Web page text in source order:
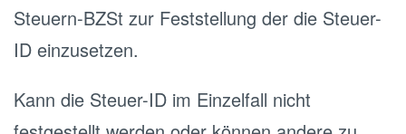
Steuern-BZSt zur Feststellung der die Steuer-
ID einzusetzen.
Kann die Steuer-ID im Einzelfall nicht